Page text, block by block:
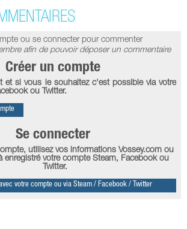
ou se connecter pour commenter
afin de pouvoir déposer un commentaire
Créer un compte
et si vous le souhaitez c'est possible via votre
ou Twitter.
Se connecter
utilisez vos informations Vossey.com ou
enregistré votre compte Steam, Facebook ou
Twitter.
votre compte ou via Steam / Facebook / Twitter